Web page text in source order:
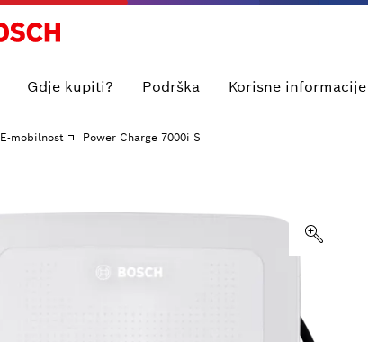
Gdje kupiti? Podrška Korisne informacije
E-mobilnost Power Charge 7000i S